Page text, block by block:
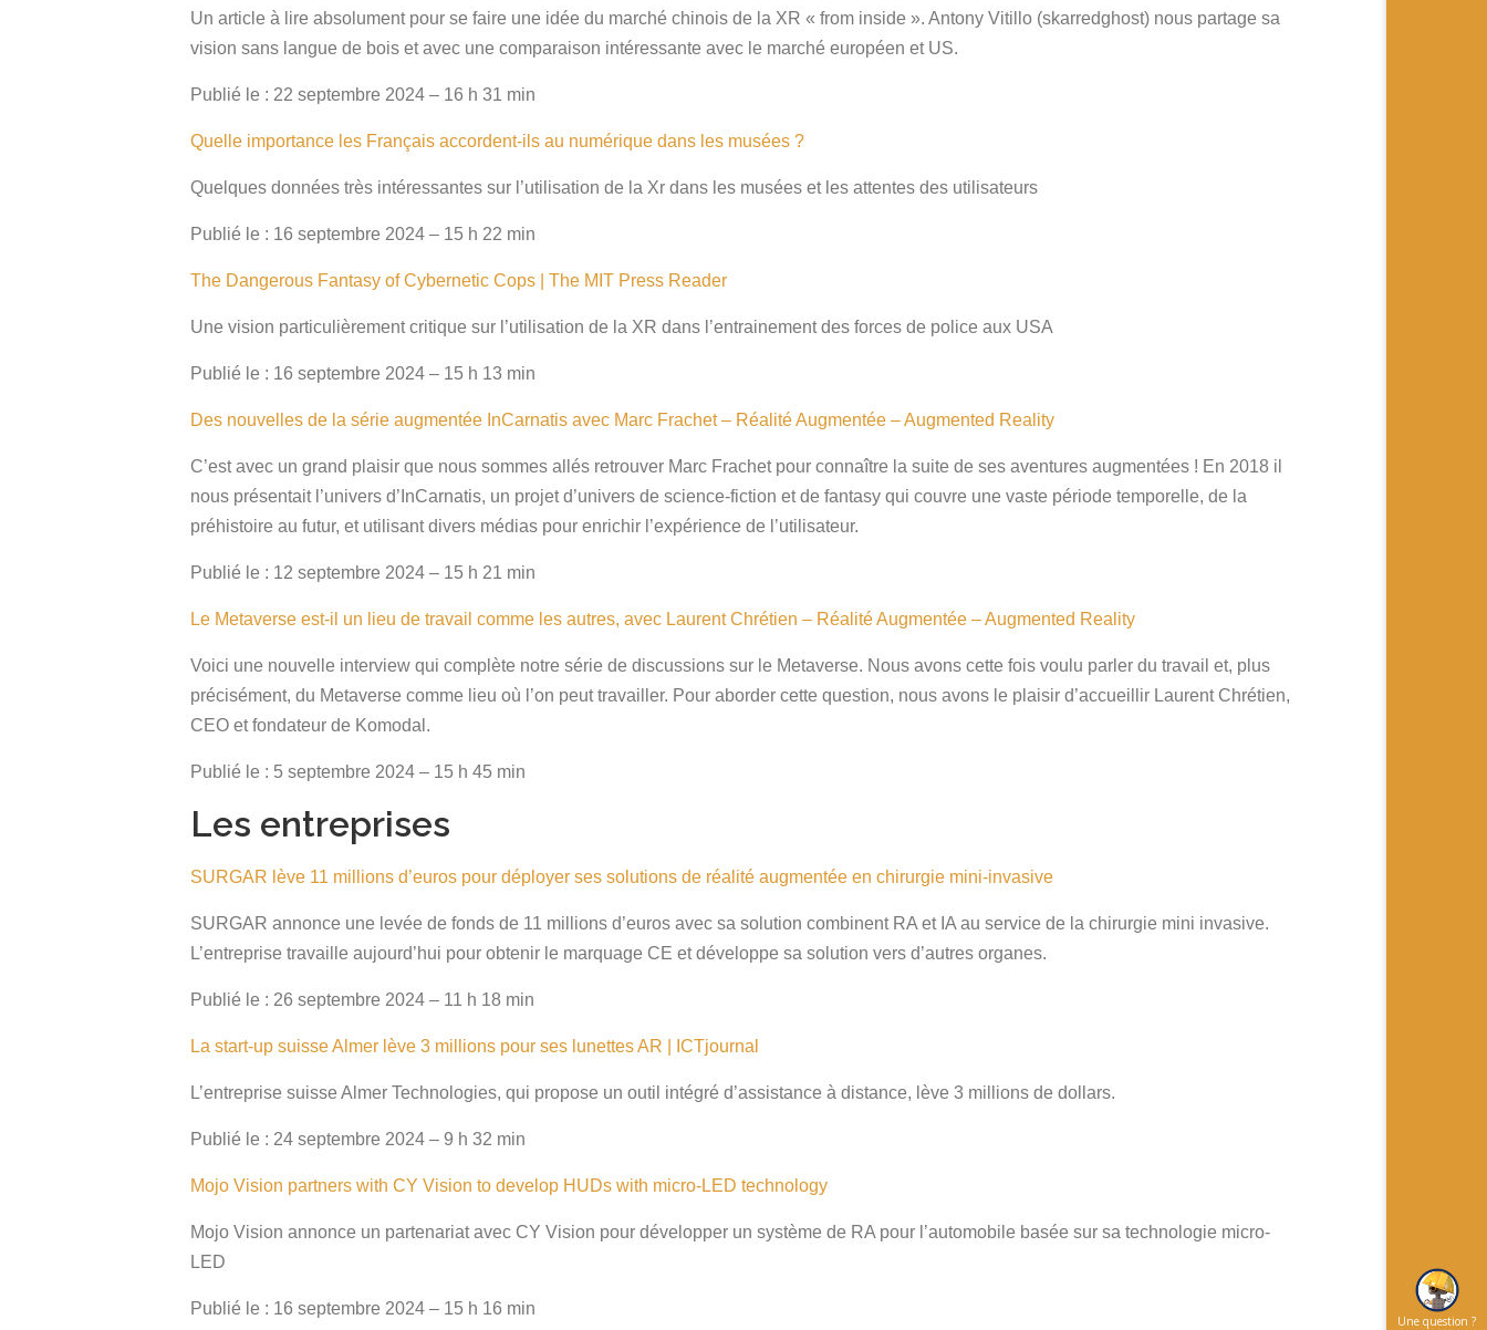
Un article à lire absolument pour se faire une idée du marché chinois de la XR « from inside ». Antony Vitillo (skarredghost) nous partage sa
vision sans langue de bois et avec une comparaison intéressante avec le marché européen et US.
Publié le : 22 septembre 2024 – 16 h 31 min
Quelle importance les Français accordent-ils au numérique dans les musées ?
Quelques données très intéressantes sur l’utilisation de la Xr dans les musées et les attentes des utilisateurs
Publié le : 16 septembre 2024 – 15 h 22 min
The Dangerous Fantasy of Cybernetic Cops | The MIT Press Reader
Une vision particulièrement critique sur l’utilisation de la XR dans l’entrainement des forces de police aux USA
Publié le : 16 septembre 2024 – 15 h 13 min
Des nouvelles de la série augmentée InCarnatis avec Marc Frachet – Réalité Augmentée – Augmented Reality
C’est avec un grand plaisir que nous sommes allés retrouver Marc Frachet pour connaître la suite de ses aventures augmentées ! En 2018 il
nous présentait l’univers d’InCarnatis, un projet d’univers de science-fiction et de fantasy qui couvre une vaste période temporelle, de la
préhistoire au futur, et utilisant divers médias pour enrichir l’expérience de l’utilisateur.
Publié le : 12 septembre 2024 – 15 h 21 min
Le Metaverse est-il un lieu de travail comme les autres, avec Laurent Chrétien – Réalité Augmentée – Augmented Reality
Voici une nouvelle interview qui complète notre série de discussions sur le Metaverse. Nous avons cette fois voulu parler du travail et, plus
précisément, du Metaverse comme lieu où l’on peut travailler. Pour aborder cette question, nous avons le plaisir d’accueillir Laurent Chrétien,
CEO et fondateur de Komodal.
Publié le : 5 septembre 2024 – 15 h 45 min
Les entreprises
SURGAR lève 11 millions d’euros pour déployer ses solutions de réalité augmentée en chirurgie mini-invasive
SURGAR annonce une levée de fonds de 11 millions d’euros avec sa solution combinent RA et IA au service de la chirurgie mini invasive.
L’entreprise travaille aujourd’hui pour obtenir le marquage CE et développe sa solution vers d’autres organes.
Publié le : 26 septembre 2024 – 11 h 18 min
La start-up suisse Almer lève 3 millions pour ses lunettes AR | ICTjournal
L’entreprise suisse Almer Technologies, qui propose un outil intégré d’assistance à distance, lève 3 millions de dollars.
Publié le : 24 septembre 2024 – 9 h 32 min
Mojo Vision partners with CY Vision to develop HUDs with micro-LED technology
Mojo Vision annonce un partenariat avec CY Vision pour développer un système de RA pour l’automobile basée sur sa technologie micro-
LED
Publié le : 16 septembre 2024 – 15 h 16 min
Une question ?